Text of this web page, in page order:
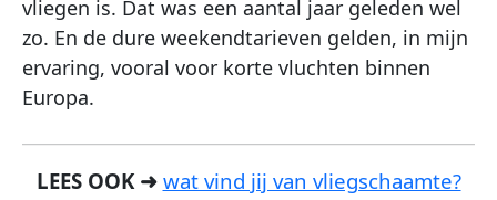
vliegen is. Dat was een aantal jaar geleden wel
zo. En de dure weekendtarieven gelden, in mijn
ervaring, vooral voor korte vluchten binnen
Europa.
LEES OOK ➜ wat vind jij van vliegschaamte?